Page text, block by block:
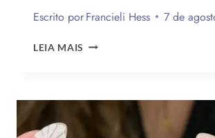
Escrito porFrancieli Hess 7 de
LEIA MAIS LEMBRANCINHAS
PAIS
2026: